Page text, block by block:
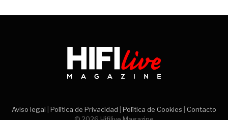
Aviso legal Política de Privacidad Política de Cookies
Contacto